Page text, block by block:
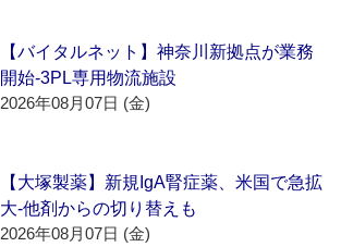
【バイタルネット】神奈川新拠点が業務
開始‐3PL専用物流施設
2026年08月07日 (金)
【大塚製薬】新規IgA腎症薬、米国で急拡
大‐他剤からの切り替えも
2026年08月07日 (金)